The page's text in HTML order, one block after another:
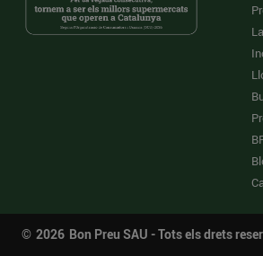
© 2026 Bon Preu SAU - Tots els drets